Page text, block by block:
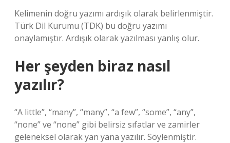
Kelimenin doğru yazımı ardışık olarak belirlenmiştir.
Türk Dil Kurumu (TDK) bu doğru yazımı
onaylamıştır. Ardışık olarak yazılması yanlış olur.
Her şeyden biraz nasıl
yazılır?
“A little”, “many”, “many”, “a few”, “some”, “any”,
“none” ve “none” gibi belirsiz sıfatlar ve zamirler
geleneksel olarak yan yana yazılır. Söylenmiştir.